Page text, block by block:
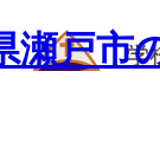
瀬戸市